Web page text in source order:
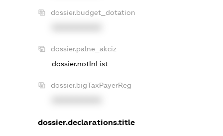
dossier.budget_dotation
dossier.palne_akciz
dossier.notInList
dossier.bigTaxPayerReg
dossier.declarations.title